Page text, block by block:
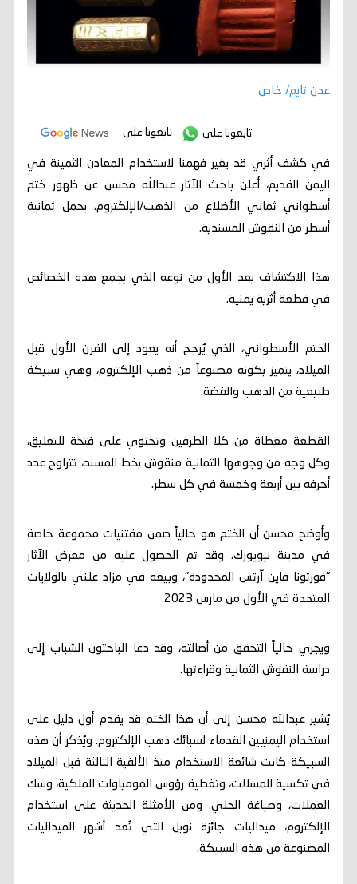
عدن تايم/ خاص
تابعونا على تابعونا على
في كشف أثري قد يغير فهمنا لاستخدام المعادن الثمينة في
اليمن القديم، أعلن باحث الآثار عبدالله محسن عن ظهور ختم
أسطواني ثماني الأضلاع من الذهب/الإلكتروم، يحمل ثمانية
أسطر من النقوش المسندية.
هذا الاكتشاف يعد الأول من نوعه الذي يجمع هذه الخصائص
في قطعة أثرية يمنية.
الختم الأسطواني، الذي يُرجح أنه يعود إلى القرن الأول قبل
الميلاد، يتميز بكونه مصنوعاً من ذهب الإلكتروم، وهي سبيكة
طبيعية من الذهب والفضة.
القطعة مغطاة من كلا الطرفين وتحتوي على فتحة للتعليق،
وكل وجه من وجوهها الثمانية منقوش بخط المسند، تتراوح عدد
أحرفه بين أربعة وخمسة في كل سطر.
وأوضح محسن أن الختم هو حالياً ضمن مقتنيات مجموعة خاصة
في مدينة نيويورك، وقد تم الحصول عليه من معرض الآثار
"فورتونا فاين آرتس المحدودة"، وبيعه في مزاد علني بالولايات
المتحدة في الأول من مارس 2023.
ويجري حالياً التحقق من أصالته، وقد دعا الباحثون الشباب إلى
دراسة النقوش الثمانية وقراءتها.
يُشير عبدالله محسن إلى أن هذا الختم قد يقدم أول دليل على
استخدام اليمنيين القدماء لسبائك ذهب الإلكتروم. ويُذكر أن هذه
السبيكة كانت شائعة الاستخدام منذ الألفية الثالثة قبل الميلاد
في تكسية المسلات، وتغطية رؤوس المومياوات الملكية، وسك
العملات، وصياغة الحلي. ومن الأمثلة الحديثة على استخدام
الإلكتروم، ميداليات جائزة نوبل التي تُعد أشهر الميداليات
المصنوعة من هذه السبيكة.